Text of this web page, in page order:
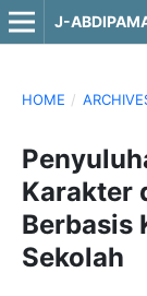
HOME /
Karakter
Berbasis
Sekolah